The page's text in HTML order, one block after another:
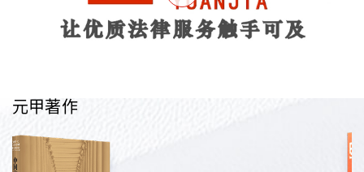
元甲著作